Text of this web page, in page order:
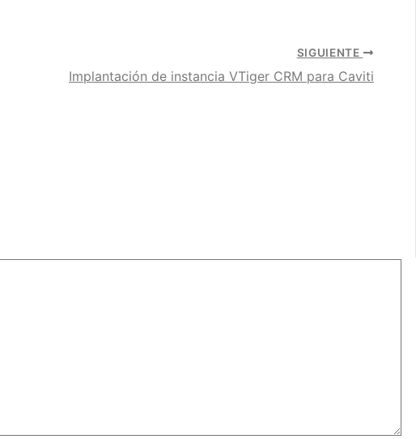
SIGUIENTE
Implantación de instancia VTiger CRM para Caviti